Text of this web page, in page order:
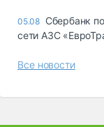
05.08 Сбербанк
сети АЗС
Все новости